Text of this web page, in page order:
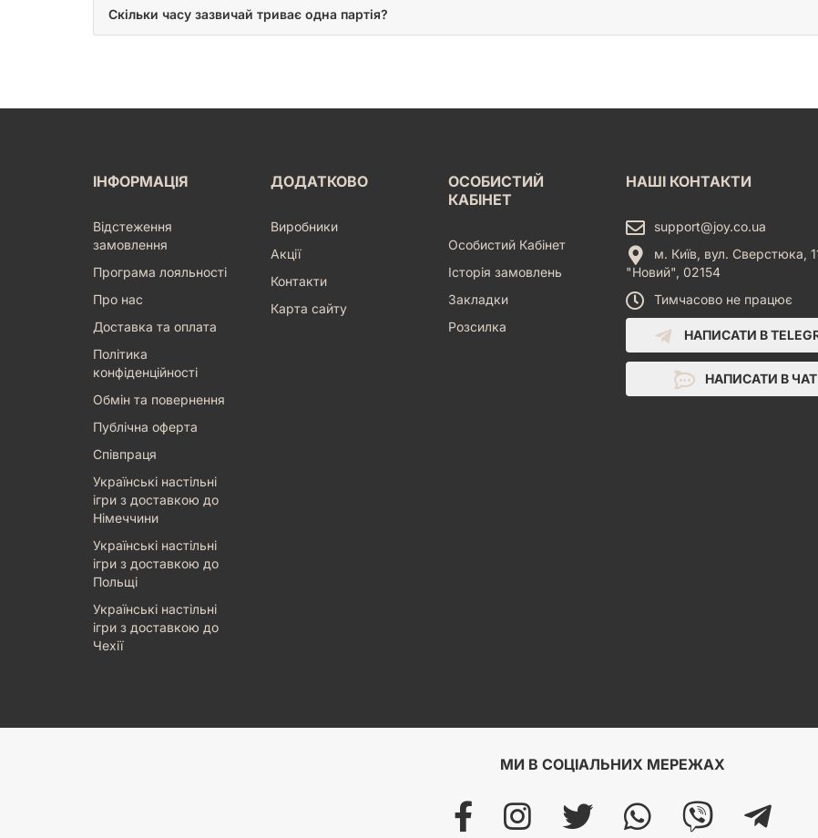
Скільки часу зазвичай триває одна партія?
ІНФОРМАЦІЯ
Відстеження
замовлення
Програма лояльності
Про нас
Доставка та оплата
Політика
конфіденційності
Обмін та повернення
Публічна оферта
Співпраця
Українські настільні
ігри з доставкою до
Німеччини
Українські настільні
ігри з доставкою до
Польщі
Українські настільні
ігри з доставкою до
Чехії
ДОДАТКОВО
Виробники
Акції
Контакти
Карта сайту
ОСОБИСТИЙ
КАБІНЕТ
Особистий Кабінет
Історія замовлень
Закладки
Розсилка
НАШІ КОНТАКТИ
support@joy.co.ua
м. Київ, вул. Сверстюка,
"Новий", 02154
Тимчасово не працює
НАПИСАТИ В
НАПИСАТИ В ЧАТ
МИ В СОЦІАЛЬНИХ МЕРЕЖАХ